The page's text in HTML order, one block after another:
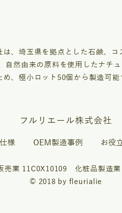
は、埼玉県を拠点とした石鹸、
自然由来の原料を使用したナチ
、極小ロット50個から製造可能
フルリエール株式会社
様 OEM製造事例 お役
売業 11C0X10109 化粧品製造
© 2018 by fleurialie